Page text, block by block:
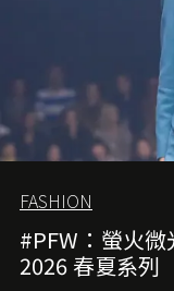
FASHION
#PFW：螢火
2026 春夏系列